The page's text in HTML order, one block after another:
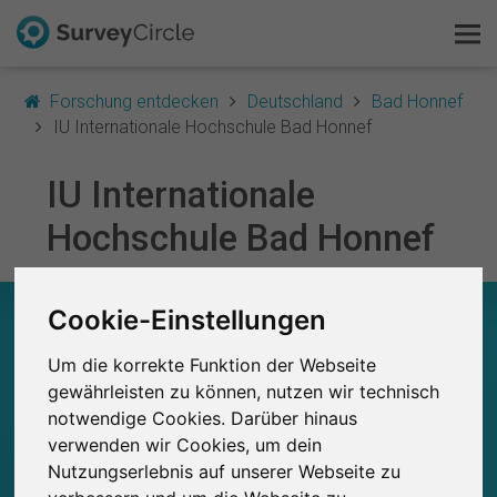
Cookie-Einstellungen
Um die korrekte Funktion der Webseite
gewährleisten zu können, nutzen wir technisch
notwendige Cookies. Darüber hinaus
verwenden wir Cookies, um dein
Nutzungserlebnis auf unserer Webseite zu
Forschung entdecken Deutschland
Bad Honnef
IU Internationale Hochschule Bad Honnef
IU Internationale
Hochschule Bad Honnef
IU INTERNATIONALE HOCHSCHULE BAD
HONNEF – AUF EINEN BLICK
0
Bisher bei SurveyCircle veröffentlichte
Studien
0
Aktuell bei SurveyCircle veröffentlichte
Studien
Das ist SurveyCircle
Forschung entdecken
FAQ
Kostenlos registrieren
Anmelden